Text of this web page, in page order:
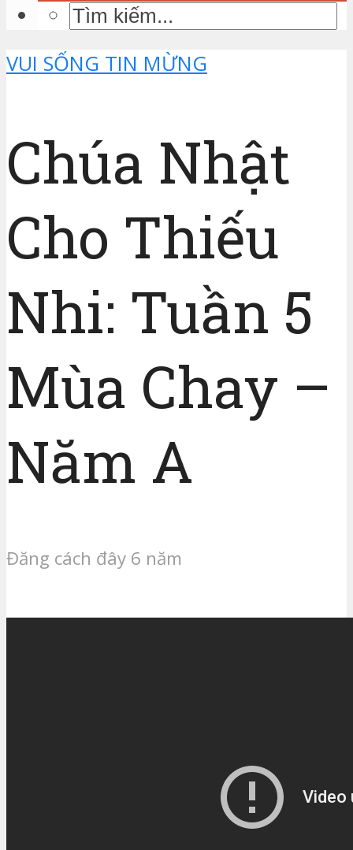
VUI SỐNG TIN MỪNG
Chúa Nhật
Cho Thiếu
Nhi: Tuần 5
Mùa Chay –
Năm A
Đăng cách đây 6 năm